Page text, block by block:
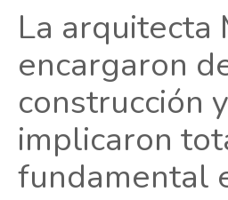
La arquitecta
encargaron
construcción
implicaron
fundamental